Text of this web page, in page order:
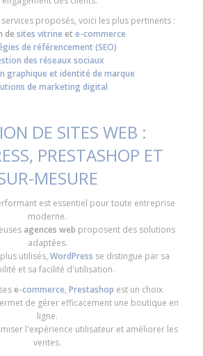
proposés, voici les plus pertinents :
de sites vitrine et e-commerce
de référencement (SEO)
des réseaux sociaux
graphique et identité de marque
de marketing digital
DE SITES WEB :
PRESTASHOP ET
MESURE
est essentiel pour toute entreprise
moderne.
agences web proposent des solutions
adaptées.
utilisés, WordPress se distingue par sa
et sa facilité d'utilisation.
e-commerce, Prestashop est un choix
de gérer efficacement une boutique en
ligne.
l'expérience utilisateur et améliorer les
ventes.